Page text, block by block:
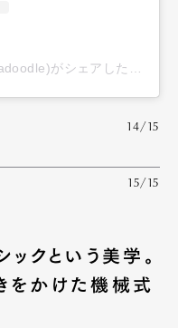
B A Y L E Y 🐾♥️(@bayley.sheepadoodle)がシェアした投稿
14/15
15/15
ックという美学。
をかけた機械式